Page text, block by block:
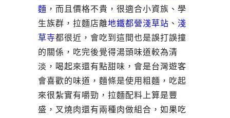
麵 ，而且價格不貴，很適合小資族、學
生族群，拉麵店離地鐵都營淺草站 、 淺
草寺都很近，會吃到這間也是誤打誤撞
的關係，吃完後覺得湯頭味道較為清
淡，喝起來還有點甜味，會是台灣遊客
會喜歡的味道，麵條是使用粗麵，吃起
來很紮實有嚼勁，拉麵配料上算是豐
盛，叉燒肉還有兩種肉做組合，如果吃